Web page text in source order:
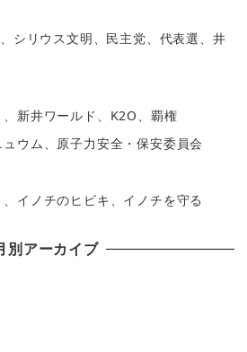
シリウス文明、民主党、代表選、井
新井ワールド、K2O、覇権
ウム、原子力安全・保安委員会
イノチのヒビキ、イノチを守る
別アーカイブ